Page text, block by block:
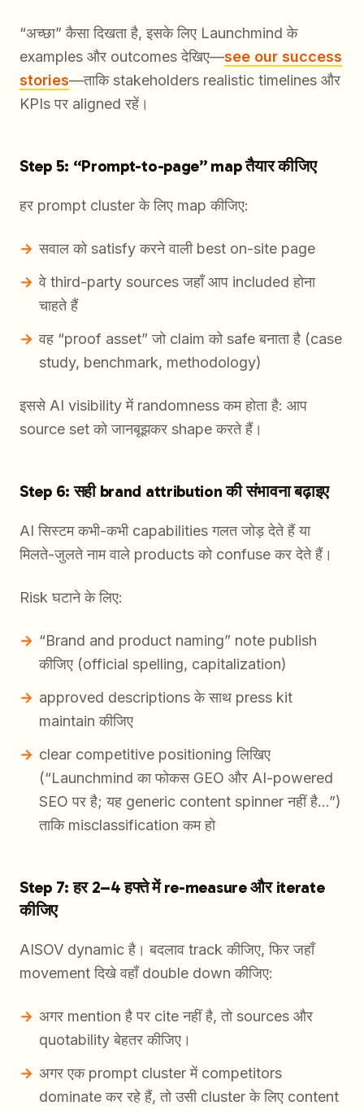
“अच्छा” कैसा दिखता है, इसके लिए Launchmind के
examples और outcomes देखिए—see our success
stories—ताकि stakeholders realistic timelines और
KPIs पर aligned रहें।
Step 5: “Prompt-to-page” map तैयार कीजिए
हर prompt cluster के लिए map कीजिए:
सवाल को satisfy करने वाली best on-site page
वे third-party sources जहाँ आप included होना
चाहते हैं
वह “proof asset” जो claim को safe बनाता है (case
study, benchmark, methodology)
इससे AI visibility में randomness कम होता है: आप
source set को जानबूझकर shape करते हैं।
Step 6: सही brand attribution की संभावना बढ़ाइए
AI सिस्टम कभी-कभी capabilities गलत जोड़ देते हैं या
मिलते-जुलते नाम वाले products को confuse कर देते हैं।
Risk घटाने के लिए:
“Brand and product naming” note publish
कीजिए (official spelling, capitalization)
approved descriptions के साथ press kit
maintain कीजिए
clear competitive positioning लिखिए
(“Launchmind का फोकस GEO और AI-powered
SEO पर है; यह generic content spinner नहीं है…”)
ताकि misclassification कम हो
Step 7: हर 2–4 हफ्ते में re-measure और iterate
कीजिए
AISOV dynamic है। बदलाव track कीजिए, फिर जहाँ
movement दिखे वहाँ double down कीजिए:
अगर mention है पर cite नहीं है, तो sources और
quotability बेहतर कीजिए।
अगर एक prompt cluster में competitors
dominate कर रहे हैं, तो उसी cluster के लिए content